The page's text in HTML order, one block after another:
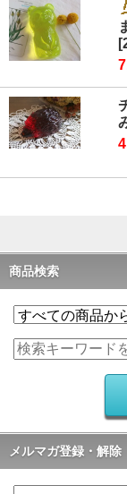
商品検索
メルマガ登録・解除